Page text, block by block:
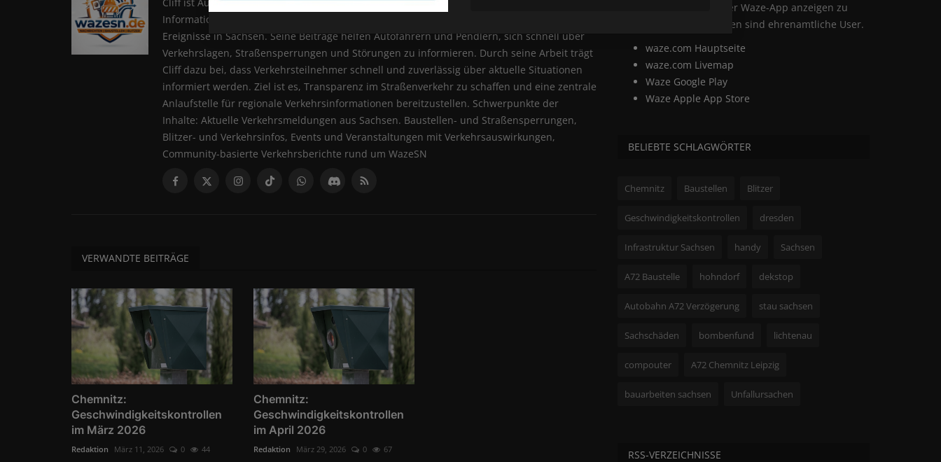
Informationen rund um Verkehr, Baustellen, Blitzer, Veranstaltungen und wichtige
Ereignisse in Sachsen. Seine Beiträge helfen Autofahrern und Pendlern, sich schnell über
Verkehrslagen, Straßensperrungen und Störungen zu informieren. Durch seine Arbeit trägt
Cliff dazu bei, dass Verkehrsteilnehmer schnell und zuverlässig über aktuelle Situationen
informiert werden. Ziel ist es, Transparenz im Straßenverkehr zu schaffen und eine zentrale
Anlaufstelle für regionale Verkehrsinformationen bereitzustellen. Schwerpunkte der
Inhalte: Aktuelle Verkehrsmeldungen aus Sachsen. Baustellen- und Straßensperrungen,
Blitzer- und Verkehrsinfos, Events und Veranstaltungen mit Verkehrsauswirkungen,
Community-basierte Verkehrsberichte rund um WazeSN
VERWANDTE BEITRÄGE
Chemnitz:
Geschwindigkeitskontrollen
im März 2026
Redaktion März 11, 2026 0 44
Chemnitz:
Geschwindigkeitskontrollen
im April 2026
Redaktion März 29, 2026 0 67
aktuelle Baustellen in der Waze-App anzeigen zu
lassen. Alle Waze-Editoren sind ehrenamtliche User.
waze.com Hauptseite
waze.com Livemap
Waze Google Play
Waze Apple App Store
BELIEBTE SCHLAGWÖRTER
Chemnitz Baustellen Blitzer
Geschwindigkeitskontrollen dresden
Infrastruktur Sachsen handy Sachsen
A72 Baustelle hohndorf dekstop
Autobahn A72 Verzögerung stau sachsen
Sachschäden bombenfund lichtenau
compouter A72 Chemnitz Leipzig
bauarbeiten sachsen Unfallursachen
RSS-VERZEICHNISSE